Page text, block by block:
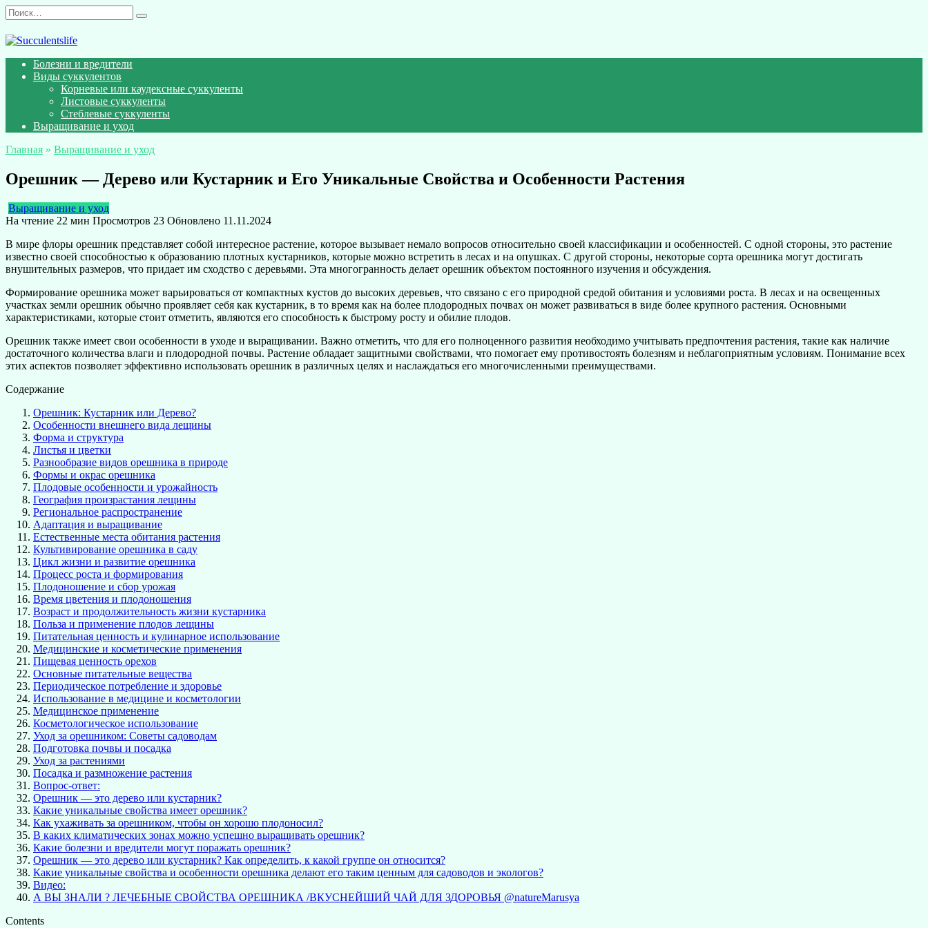
Перейти
к
содержанию
Search
for:
Болезни и вредители
Виды суккулентов
Корневые или каудексные суккуленты
Листовые суккуленты
Стеблевые суккуленты
Выращивание и уход
Главная » Выращивание и уход
Орешник — Дерево или Кустарник и Его Уникальные Свойства и Особенности Растения
Выращивание и уход
На чтение 22 мин Просмотров 23 Обновлено 11.11.2024
В мире флоры орешник представляет собой интересное растение, которое вызывает немало вопросов относительно своей классификации и особенностей. С одной стороны, это растение
известно своей способностью к образованию плотных кустарников, которые можно встретить в лесах и на опушках. С другой стороны, некоторые сорта орешника могут достигать
внушительных размеров, что придает им сходство с деревьями. Эта многогранность делает орешник объектом постоянного изучения и обсуждения.
Формирование орешника может варьироваться от компактных кустов до высоких деревьев, что связано с его природной средой обитания и условиями роста. В лесах и на освещенных
участках земли орешник обычно проявляет себя как кустарник, в то время как на более плодородных почвах он может развиваться в виде более крупного растения. Основными
характеристиками, которые стоит отметить, являются его способность к быстрому росту и обилие плодов.
Орешник также имеет свои особенности в уходе и выращивании. Важно отметить, что для его полноценного развития необходимо учитывать предпочтения растения, такие как наличие
достаточного количества влаги и плодородной почвы. Растение обладает защитными свойствами, что помогает ему противостоять болезням и неблагоприятным условиям. Понимание всех
этих аспектов позволяет эффективно использовать орешник в различных целях и наслаждаться его многочисленными преимуществами.
Содержание
Орешник: Кустарник или Дерево?
Особенности внешнего вида лещины
Форма и структура
Листья и цветки
Разнообразие видов орешника в природе
Формы и окрас орешника
Плодовые особенности и урожайность
География произрастания лещины
Региональное распространение
Адаптация и выращивание
Естественные места обитания растения
Культивирование орешника в саду
Цикл жизни и развитие орешника
Процесс роста и формирования
Плодоношение и сбор урожая
Время цветения и плодоношения
Возраст и продолжительность жизни кустарника
Польза и применение плодов лещины
Питательная ценность и кулинарное использование
Медицинские и косметические применения
Пищевая ценность орехов
Основные питательные вещества
Периодическое потребление и здоровье
Использование в медицине и косметологии
Медицинское применение
Косметологическое использование
Уход за орешником: Советы садоводам
Подготовка почвы и посадка
Уход за растениями
Посадка и размножение растения
Вопрос-ответ:
Орешник — это дерево или кустарник?
Какие уникальные свойства имеет орешник?
Как ухаживать за орешником, чтобы он хорошо плодоносил?
В каких климатических зонах можно успешно выращивать орешник?
Какие болезни и вредители могут поражать орешник?
Орешник — это дерево или кустарник? Как определить, к какой группе он относится?
Какие уникальные свойства и особенности орешника делают его таким ценным для садоводов и экологов?
Видео:
А ВЫ ЗНАЛИ ? ЛЕЧЕБНЫЕ СВОЙСТВА ОРЕШНИКА /ВКУСНЕЙШИЙ ЧАЙ ДЛЯ ЗДОРОВЬЯ @natureMarusya
Contents